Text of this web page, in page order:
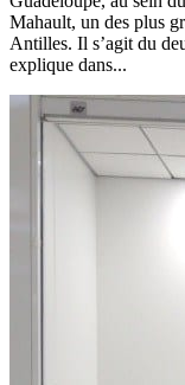
Mahault, un des plus
Antilles. Il s’agit du
explique dans...